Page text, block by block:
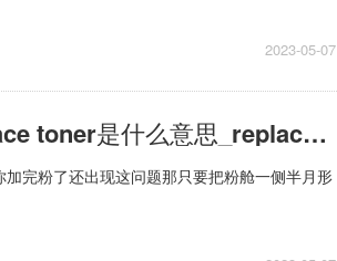
2023-05-07
环球热议:打印机显示replace toner是什么意思_replace toner cartidge
完粉了还出现这问题那只要把粉舱一侧半月形